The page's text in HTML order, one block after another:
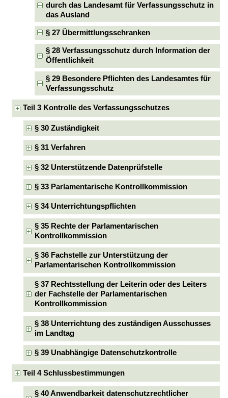
durch das Landesamt für Verfassungsschutz in
das Ausland
§ 27 Übermittlungsschranken
§ 28 Verfassungsschutz durch Information der
Öffentlichkeit
§ 29 Besondere Pflichten des Landesamtes für
Verfassungsschutz
Teil 3 Kontrolle des Verfassungsschutzes
§ 30 Zuständigkeit
§ 31 Verfahren
§ 32 Unterstützende Datenprüfstelle
§ 33 Parlamentarische Kontrollkommission
§ 34 Unterrichtungspflichten
§ 35 Rechte der Parlamentarischen
Kontrollkommission
§ 36 Fachstelle zur Unterstützung der
Parlamentarischen Kontrollkommission
§ 37 Rechtsstellung der Leiterin oder des Leiters
der Fachstelle der Parlamentarischen
Kontrollkommission
§ 38 Unterrichtung des zuständigen Ausschusses
im Landtag
§ 39 Unabhängige Datenschutzkontrolle
Teil 4 Schlussbestimmungen
§ 40 Anwendbarkeit datenschutzrechtlicher